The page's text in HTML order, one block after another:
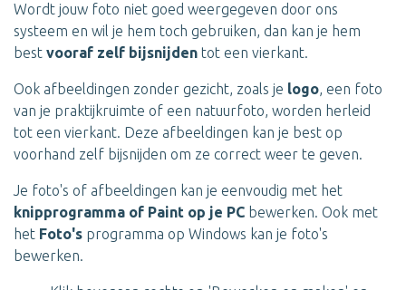
Wordt jouw foto niet goed weergegeven door ons
systeem en wil je hem toch gebruiken, dan kan je hem
best vooraf zelf bijsnijden tot een vierkant.
Ook afbeeldingen zonder gezicht, zoals je logo, een foto
van je praktijkruimte of een natuurfoto, worden herleid
tot een vierkant. Deze afbeeldingen kan je best op
voorhand zelf bijsnijden om ze correct weer te geven.
Je foto's of afbeeldingen kan je eenvoudig met het
knipprogramma of Paint op je PC bewerken. Ook met
het Foto's programma op Windows kan je foto's
bewerken.